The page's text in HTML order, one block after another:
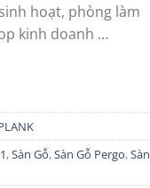
hoạt, phòng làm
kinh doanh …
,Sàn Gỗ,Sàn Gỗ Pergo,Sàn